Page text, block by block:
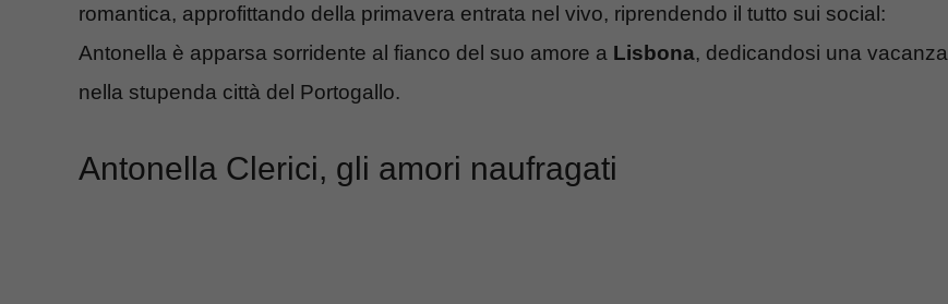
romantica, approfittando della primavera entrata nel vivo, riprendendo il tutto sui social:
Antonella è apparsa sorridente al fianco del suo amore a Lisbona, dedicandosi una vacanza
nella stupenda città del Portogallo.
Antonella Clerici, gli amori naufragati